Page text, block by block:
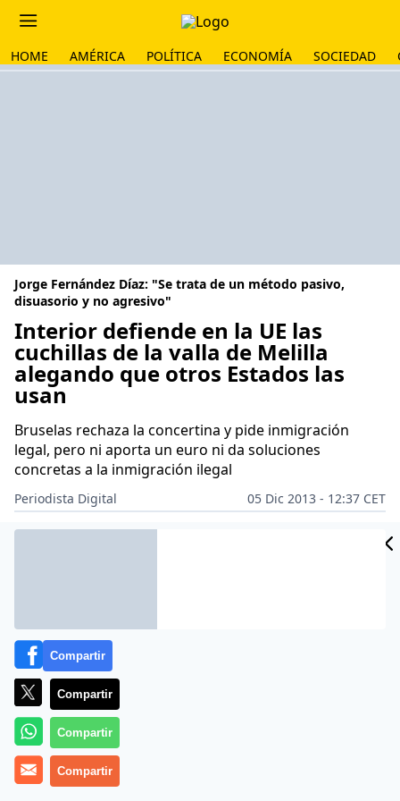
HOME AMÉRICA POLÍTICA ECONOMÍA SOCIEDAD
Jorge Fernández Díaz: "Se trata de un método pasivo,
disuasorio y no agresivo"
Interior defiende en la UE las
cuchillas de la valla de Melilla
alegando que otros Estados las
usan
Bruselas rechaza la concertina y pide inmigración
legal, pero ni aporta un euro ni da soluciones
concretas a la inmigración ilegal
Periodista Digital
05 Dic 2013 - 12:37 CET
Archivado en: LEGISLACIÓN
Compartir
Compartir
Compartir
Compartir